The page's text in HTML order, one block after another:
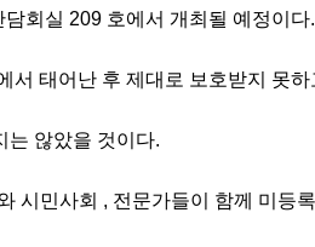
회실 209 호에서 개최될 예정이다.
태어난 후 제대로 보호받지 못
는 않았을 것이다.
시민사회 , 전문가들이 함께 미등